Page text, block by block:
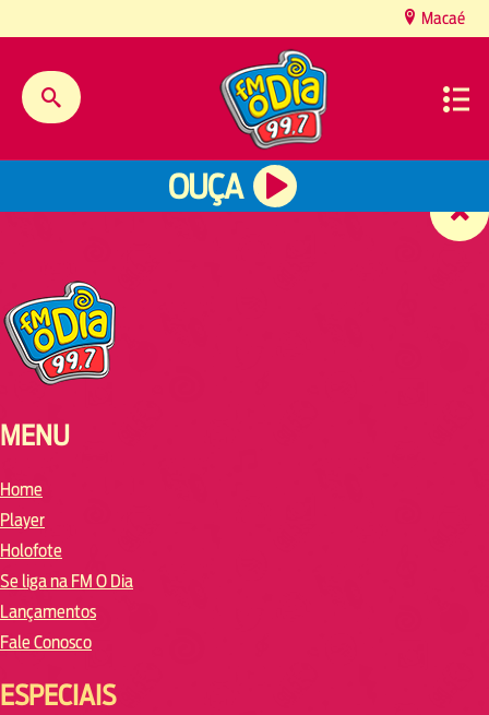
Macaé
OUÇA
MENU
Home
Player
Holofote
Se liga na FM O Dia
Lançamentos
Fale Conosco
ESPECIAIS